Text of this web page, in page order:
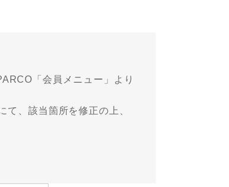
「会員メニュー」より
、該当箇所を修正の上、